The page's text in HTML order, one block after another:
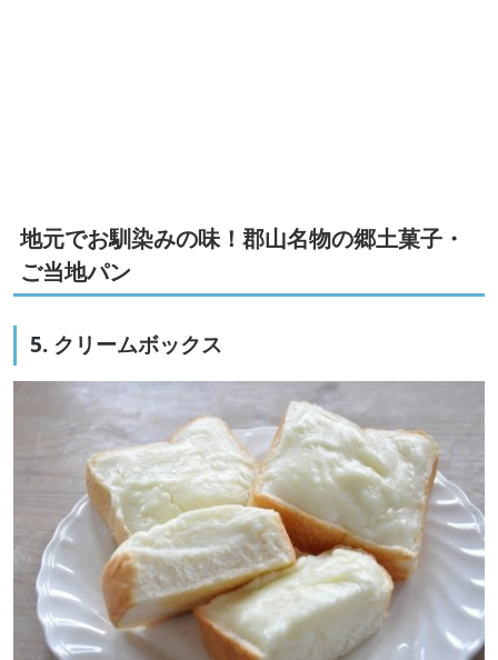
地元でお馴染みの味！郡山名物の郷土菓子・
ご当地パン
5. クリームボックス